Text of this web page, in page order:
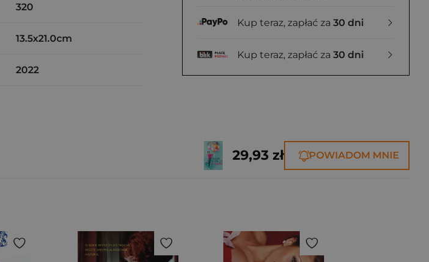
Kup teraz, zapłać za 30 dni
Kup teraz, zapłać za 30 dni
320
13.5x21.0cm
2022
29,93 zł POWIADOM MNIE